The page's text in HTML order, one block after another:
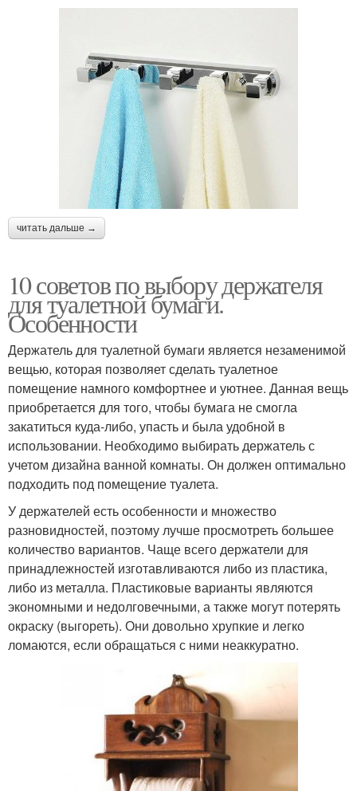
читать дальше →
10 советов по выбору держателя
для туалетной бумаги.
Особенности
Держатель для туалетной бумаги является незаменимой
вещью, которая позволяет сделать туалетное
помещение намного комфортнее и уютнее. Данная вещь
приобретается для того, чтобы бумага не смогла
закатиться куда-либо, упасть и была удобной в
использовании. Необходимо выбирать держатель с
учетом дизайна ванной комнаты. Он должен оптимально
подходить под помещение туалета.
У держателей есть особенности и множество
разновидностей, поэтому лучше просмотреть большее
количество вариантов. Чаще всего держатели для
принадлежностей изготавливаются либо из пластика,
либо из металла. Пластиковые варианты являются
экономными и недолговечными, а также могут потерять
окраску (выгореть). Они довольно хрупкие и легко
ломаются, если обращаться с ними неаккуратно.